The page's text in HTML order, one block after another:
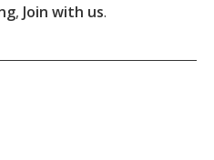
, Join with us.